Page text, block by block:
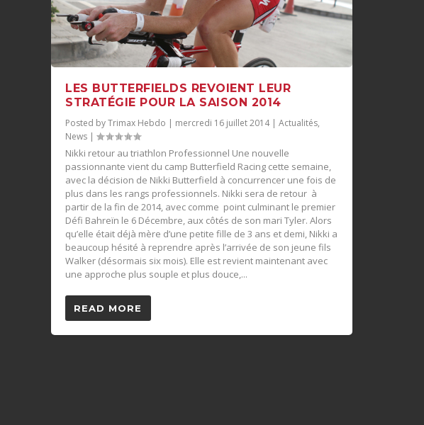
LES BUTTERFIELDS REVOIENT LEUR
STRATÉGIE POUR LA SAISON 2014
Posted byTrimax Hebdo | mercredi 16 juillet 2014|Actualités,
News |
Nikki retour au triathlon Professionnel Une nouvelle
passionnante vient du camp Butterfield Racing cette semaine,
avec la décision de Nikki Butterfield à concurrencer une fois de
plus dans les rangs professionnels. Nikki sera de retour à
partir de la fin de 2014, avec comme point culminant le premier
Défi Bahreïn le 6 Décembre, aux côtés de son mari Tyler. Alors
qu’elle était déjà mère d’une petite fille de 3 ans et demi, Nikki a
beaucoup hésité à reprendre après l’arrivée de son jeune fils
Walker (désormais six mois). Elle est revient maintenant avec
une approche plus souple et plus douce,...
READ MORE